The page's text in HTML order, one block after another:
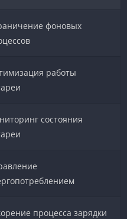
фоновых
работы
состояния
процесса зарядки